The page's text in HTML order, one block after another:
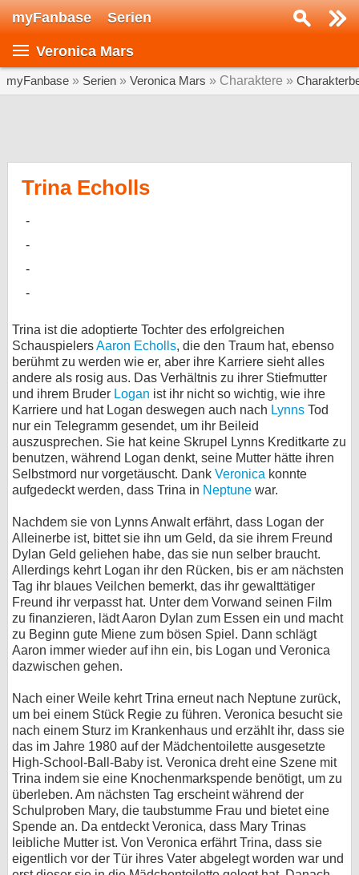
myFanbase Serien
Veronica Mars
myFanbase » Serien » Veronica Mars » Charaktere »
Trina Echolls
Trina ist die adoptierte Tochter des erfolgreichen
SchauspielersAaron Echolls, die den Traum hat, ebenso
berühmt zu werden wie er, aber ihre Karriere sieht alles
andere als rosig aus. Das Verhältnis zu ihrer Stiefmutter
und ihrem Bruder Logan ist ihr nicht so wichtig, wie ihre
Karriere und hat Logan deswegen auch nach Lynns Tod
nur ein Telegramm gesendet, um ihr Beileid
auszusprechen. Sie hat keine Skrupel Lynns Kreditkarte zu
benutzen, während Logan denkt, seine Mutter hätte ihren
Selbstmord nur vorgetäuscht. Dank Veronica konnte
aufgedeckt werden, dass Trina in Neptune war.
Nachdem sie von Lynns Anwalt erfährt, dass Logan der
Alleinerbe ist, bittet sie ihn um Geld, da sie ihrem Freund
Dylan Geld geliehen habe, das sie nun selber braucht.
Allerdings kehrt Logan ihr den Rücken, bis er am nächsten
Tag ihr blaues Veilchen bemerkt, das ihr gewalttätiger
Freund ihr verpasst hat. Unter dem Vorwand seinen Film
zu finanzieren, lädt Aaron Dylan zum Essen ein und macht
zu Beginn gute Miene zum bösen Spiel. Dann schlägt
Aaron immer wieder auf ihn ein, bis Logan und Veronica
dazwischen gehen.
Nach einer Weile kehrt Trina erneut nach Neptune zurück,
um bei einem Stück Regie zu führen. Veronica besucht sie
nach einem Sturz im Krankenhaus und erzählt ihr, dass sie
das im Jahre 1980 auf der Mädchentoilette ausgesetzte
High-School-Ball-Baby ist. Veronica dreht eine Szene mit
Trina indem sie eine Knochenmarkspende benötigt, um zu
überleben. Am nächsten Tag erscheint während der
Schulproben Mary, die taubstumme Frau und bietet eine
Spende an. Da entdeckt Veronica, dass Mary Trinas
leibliche Mutter ist. Von Veronica erfährt Trina, dass sie
eigentlich vor der Tür ihres Vater abgelegt worden war und
Serie suchen...
SERIEN
Forum
bei X
bei Facebook
Kontakt
Datenschutz
Cookie-Einstellungen
Impressum
Desktop-Ansicht
myFanbase